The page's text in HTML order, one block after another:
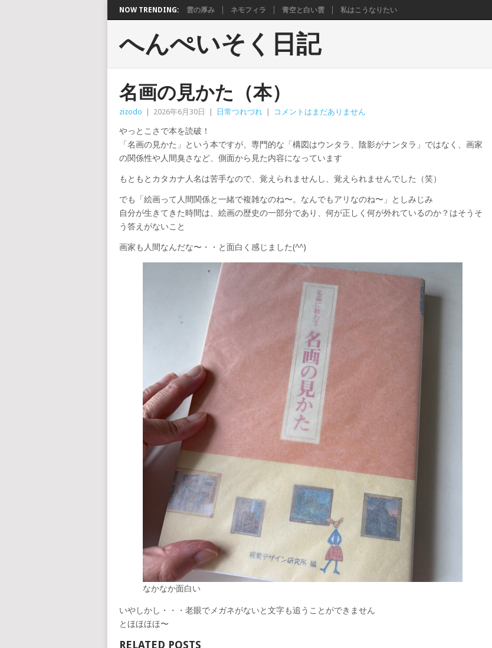
NOW TRENDING: 雲の厚み ネモフィラ 青空と白い雲 私はこうなりたい
へんぺいそく日記
名画の見かた（本）
zizodo 2026年6月30日 日常つれづれ コメントはまだありません
やっとこさで本を読破！
「名画の見かた」という本ですが、専門的な「構図はウンタラ、陰影がナンタラ」ではなく、画家
の関係性や人間臭さなど、側面から見た内容になっています
もともとカタカナ人名は苦手なので、覚えられませんし、覚えられませんでした（笑）
でも「絵画って人間関係と一緒で複雑なのね〜。なんでもアリなのね〜」としみじみ
自分が生きてきた時間は、絵画の歴史の一部分であり、何が正しく何が外れているのか？はそうそ
う答えがないこと
画家も人間なんだな〜・・と面白く感じました(^^)
なかなか面白い
いやしかし・・・老眼でメガネがないと文字も追うことができません
とほほほほ〜
RELATED POSTS